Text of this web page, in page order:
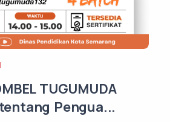
TUGUMUDA
tentang Pengua...